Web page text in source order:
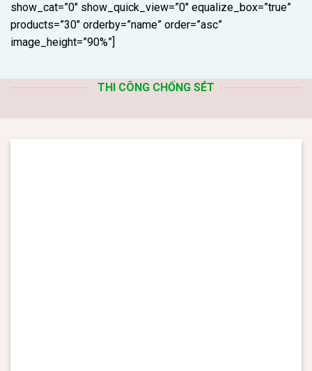
show_cat=”0″ show_quick_view=”0″ equalize_box=”true”
products=”30″ orderby=”name” order=”asc”
image_height=”90%”]
THI CÔNG CHỐNG SÉT